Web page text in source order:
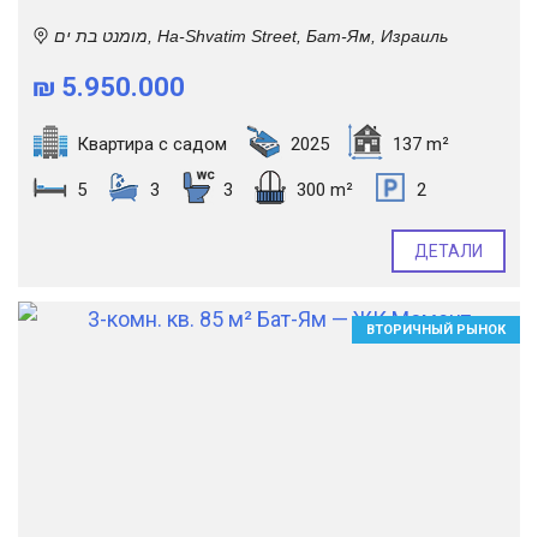
מומנט בת ים, Ha-Shvatim Street, Бат-Ям, Израиль
₪ 5.950.000
Квартира с садом 2025 137 m²
5 3 3 300 m² 2
ДЕТАЛИ
ВТОРИЧНЫЙ РЫНОК